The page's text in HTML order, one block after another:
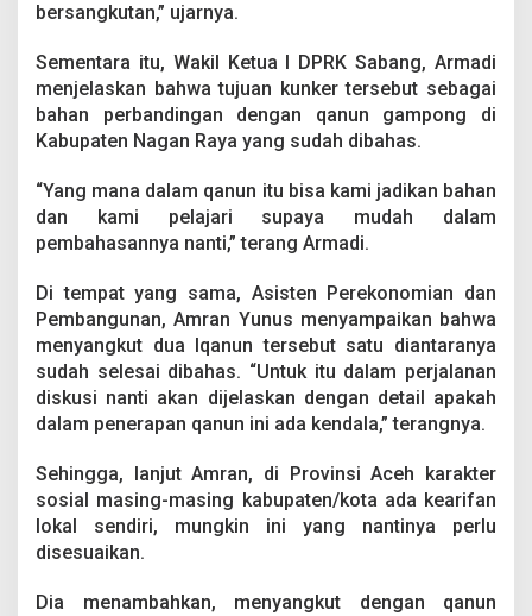
bersangkutan,” ujarnya.
Sementara itu, Wakil Ketua I DPRK Sabang, Armadi
menjelaskan bahwa tujuan kunker tersebut sebagai
bahan perbandingan dengan qanun gampong di
Kabupaten Nagan Raya yang sudah dibahas.
“Yang mana dalam qanun itu bisa kami jadikan bahan
dan kami pelajari supaya mudah dalam
pembahasannya nanti,” terang Armadi.
Di tempat yang sama, Asisten Perekonomian dan
Pembangunan, Amran Yunus menyampaikan bahwa
menyangkut dua lqanun tersebut satu diantaranya
sudah selesai dibahas. “Untuk itu dalam perjalanan
diskusi nanti akan dijelaskan dengan detail apakah
dalam penerapan qanun ini ada kendala,” terangnya.
Sehingga, lanjut Amran, di Provinsi Aceh karakter
sosial masing-masing kabupaten/kota ada kearifan
lokal sendiri, mungkin ini yang nantinya perlu
disesuaikan.
Dia menambahkan, menyangkut dengan qanun